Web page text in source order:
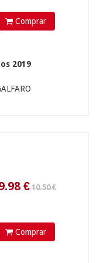
Comprar
2019
€
Comprar